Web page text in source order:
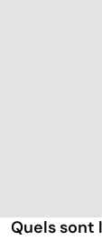
Quels sont